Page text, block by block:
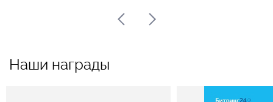
Наши награды